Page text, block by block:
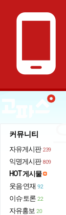
phone_android
커뮤니티
자유게시판 239
익명게시판 809
HOT 게시물
웃음·연재 92
이슈·토론 22
자유홍보 20